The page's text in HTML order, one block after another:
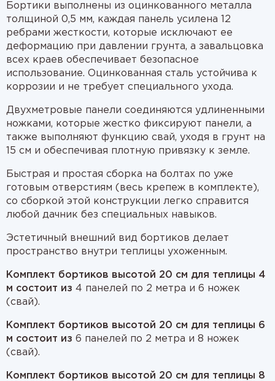
Бортики выполнены из оцинкованного металла
толщиной 0,5 мм, каждая панель усилена 12
ребрами жесткости, которые исключают ее
деформацию при давлении грунта, а завальцовка
всех краев обеспечивает безопасное
использование. Оцинкованная сталь устойчива к
коррозии и не требует специального ухода.
Двухметровые панели соединяются удлиненными
ножками, которые жестко фиксируют панели, а
также выполняют функцию свай, уходя в грунт на
15 см и обеспечивая плотную привязку к земле.
Быстрая и простая сборка на болтах по уже
готовым отверстиям (весь крепеж в комплекте),
со сборкой этой конструкции легко справится
любой дачник без специальных навыков.
Эстетичный внешний вид бортиков делает
пространство внутри теплицы ухоженным.
Комплект бортиков высотой 20 см для теплицы 4
м состоит из 4 панелей по 2 метра и 6 ножек
(свай).
Комплект бортиков высотой 20 см для теплицы 6
м состоит из 6 панелей по 2 метра и 8 ножек
(свай).
Комплект бортиков высотой 20 см для теплицы 8